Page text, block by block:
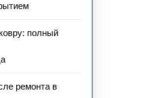
полный
ремонта в